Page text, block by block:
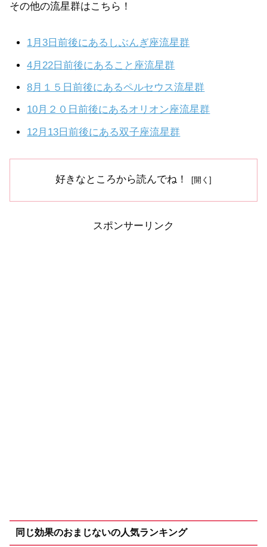
その他の流星群はこちら！
1月3日前後にあるしぶんぎ座流星群
4月22日前後にあること座流星群
8月１５日前後にあるペルセウス流星群
10月２０日前後にあるオリオン座流星群
12月13日前後にある双子座流星群
好きなところから読んでね！
スポンサーリンク
同じ効果のおまじないの人気ランキング